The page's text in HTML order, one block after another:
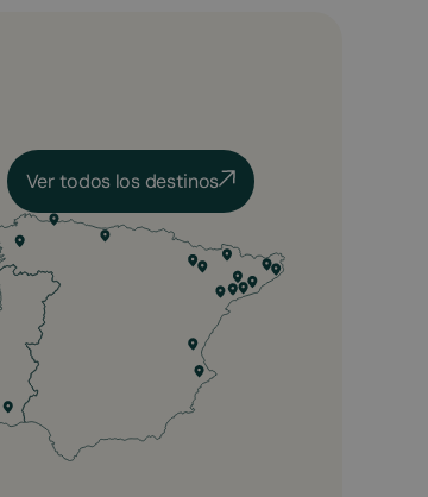
Ver todos los destinos